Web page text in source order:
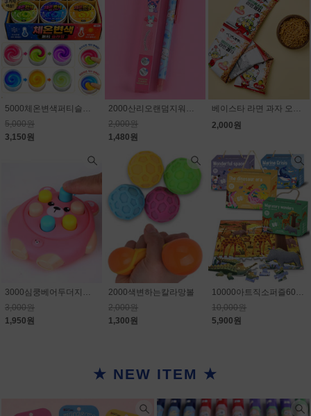
5000체온변색퍼티슬라임
5,000원
3,150원
2000산리오랜덤지워지는볼펜
2,000원
1,480원
베이스타 라면 과자 오리지널 4p(줄줄이) 80g(20g×4개)
2,000원
3000심쿵베어두더지게임
3,000원
1,950원
2000색변하는칼라망볼
2,000원
1,300원
10000아트직소퍼즐60PCS
10,000원
5,900원
★ NEW ITEM ★